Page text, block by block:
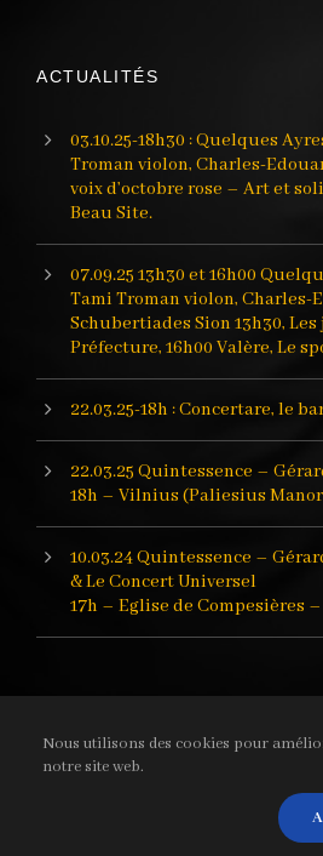
ACTUALITÉS
03.10.25-18h30 : Quelques
Troman violon, Charles-
voix d’octobre rose – Art et
Beau Site.
07.09.25 13h30 et 16h00
Tami Troman violon, Charles-
Schubertiades Sion 13h30,
Préfecture, 16h00 Valère, Le
22.03.25-18h : Concertare, le
22.03.25 Quintessence –
18h – Vilnius (Paliesius
10.03.24 Quintessence –
& Le Concert Universel
17h – Eglise de Compesières
loi sur la
webdesign:
Nous utilisons des cookies pour
notre site web.